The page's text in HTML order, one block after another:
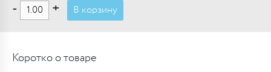
- + В корзину
Коротко о товаре